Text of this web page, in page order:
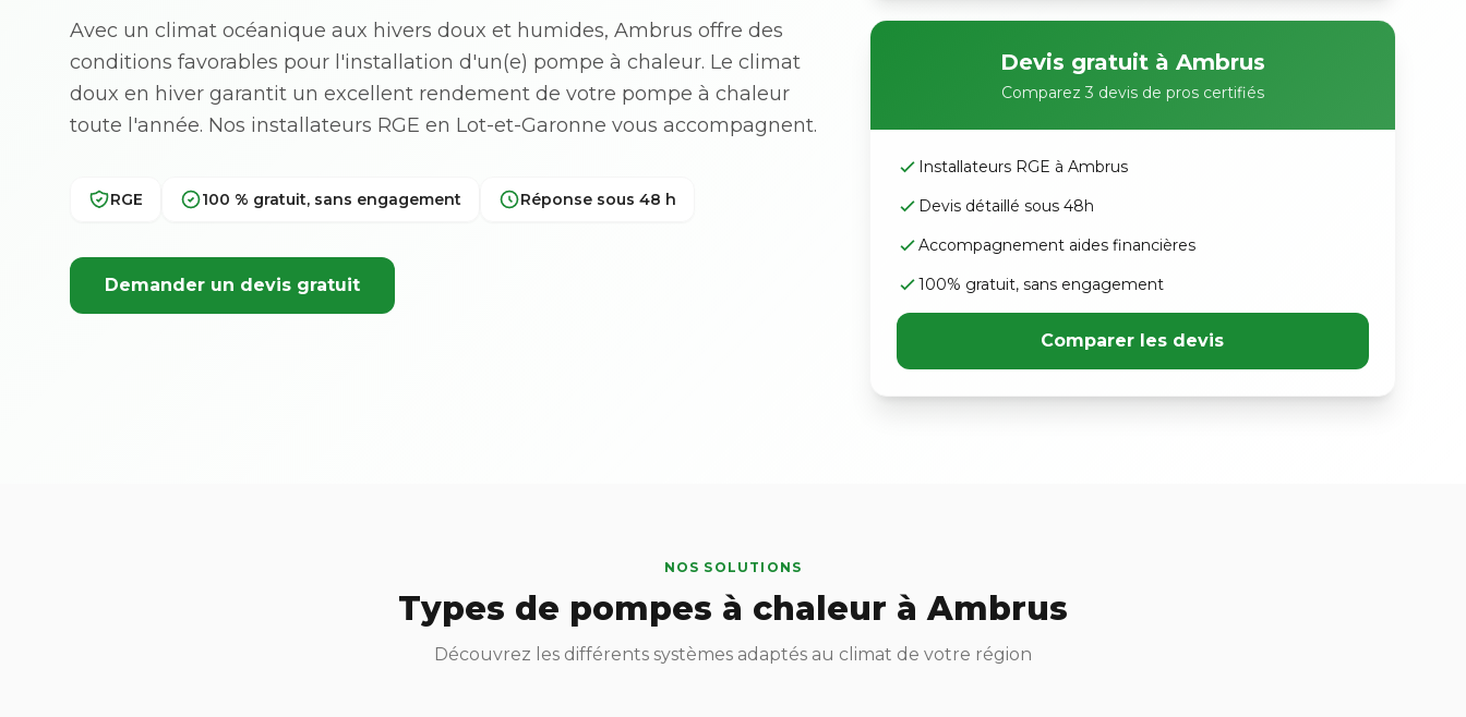
Avec un climat océanique aux hivers doux et humides, Ambrus offre des
conditions favorables pour l'installation d'un(e) pompe à chaleur. Le climat
doux en hiver garantit un excellent rendement de votre pompe à chaleur
toute l'année. Nos installateurs RGE en Lot-et-Garonne vous accompagnent.
RGE 100 % gratuit, sans engagement Réponse sous 48 h
Demander un devis gratuit
Devis gratuit à Ambrus
Comparez 3 devis de pros certifiés
Installateurs RGE à Ambrus
Devis détaillé sous 48h
Accompagnement aides financières
100% gratuit, sans engagement
Comparer les devis
NOS SOLUTIONS
Types de pompes à chaleur à Ambrus
Découvrez les différents systèmes adaptés au climat de votre région